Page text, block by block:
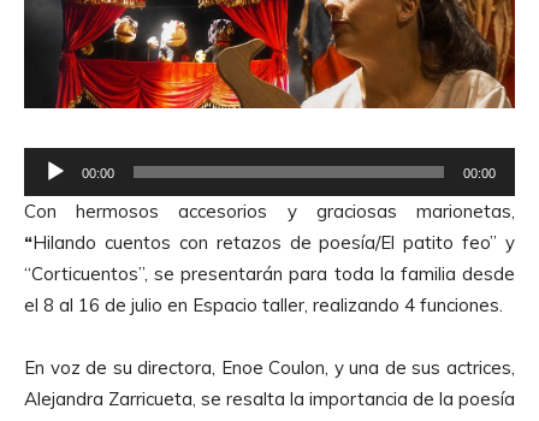
e
p
d
c
t
00:00 00:00
Con hermosos accesorios y graciosas marionetas,
“Hilando cuentos con retazos de poesía/El patito feo” y
“Corticuentos”, se presentarán para toda la familia desde
el 8 al 16 de julio en Espacio taller, realizando 4 funciones.
En voz de su directora, Enoe Coulon, y una de sus actrices,
Alejandra Zarricueta, se resalta la importancia de la poesía